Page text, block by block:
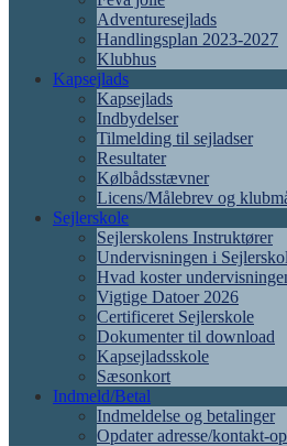
Adventuresejlads
Handlingsplan 2023-2027
Klubhus
Kapsejlads
Kapsejlads
Indbydelser
Tilmelding til sejladser
Resultater
Kølbådsstævner
Licens/Målebrev og
Sejlerskole
Sejlerskolens Instruktører
Undervisningen i
Hvad koster
Vigtige Datoer 2026
Certificeret Sejlerskole
Dokumenter til download
Kapsejladsskole
Sæsonkort
Indmeld/Betal
Indmeldelse og betalinger
Opdater adresse/kontakt-